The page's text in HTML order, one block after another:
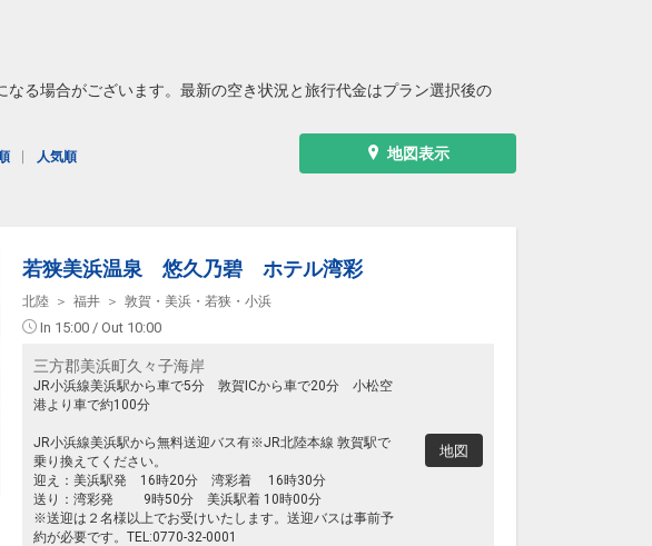
る場合がございます。最新の空き状況と旅行代金はプラン選択後の
地図表示
人気順
若狭美浜温泉 悠久乃碧 ホテル湾彩
北陸 福井 敦賀・美浜・若狭・小浜
In 15:00 / Out 10:00
三方郡美浜町久々子海岸
JR小浜線美浜駅から車で5分 敦賀ICから車で20分 小松空
港より車で約100分
JR小浜線美浜駅から無料送迎バス有※JR北陸本線 敦賀駅で
乗り換えてください。
迎え：美浜駅発 16時20分 湾彩着 16時30分
送り：湾彩発 9時50分 美浜駅着 10時00分
※送迎は２名様以上でお受けいたします。送迎バスは事前予
約が必要です。TEL:0770-32-0001
地図